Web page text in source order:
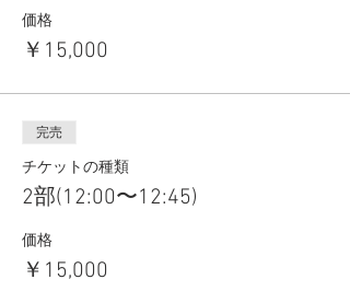
価格
￥15,000
完売
チケットの種類
2部(12:00〜12:45)
価格
￥15,000